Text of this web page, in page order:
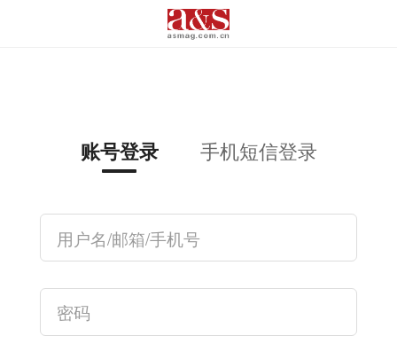
账号登录 手机短信登录